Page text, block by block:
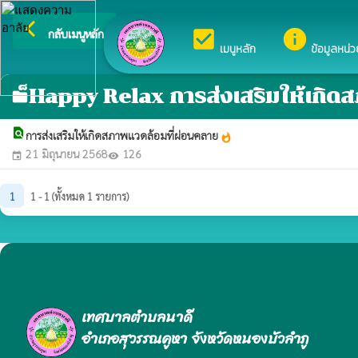
check_box เมนูหลัก info ข้อมูลหน่
arrow_back_ios กลับเมนูหลัก ยินดีต้อนรับสู่เว็บไซต์ขอ
folderHappy Relax การส่งเสริมให้เกิ
find_in_pageการส่งเสริมให้เกิดสภาพแวดล้อมที่ผ่อนคลาย whatshot
event 21 มิถุนายน 2568visibility 126
1 1 - 1 (ทั้งหมด 1 รายการ)
เทศบาลตำบลนาดี
อำเภอสุวรรณคูหา จังหวัดหนองบัวลำภู